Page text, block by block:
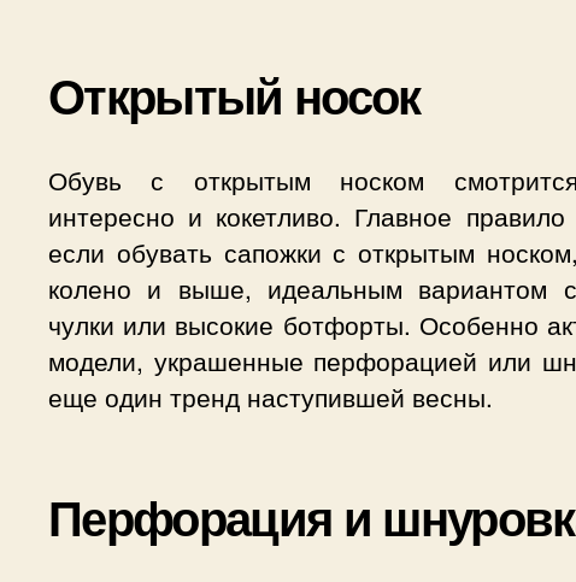
Открытый носок
Обувь с открытым носком
интересно и кокетливо. Главное
если обувать сапожки с открытым
колено и выше, идеальным вариантом
чулки или высокие ботфорты. Особенно
модели, украшенные перфорацией или
еще один тренд наступившей весны.
Перфорация и